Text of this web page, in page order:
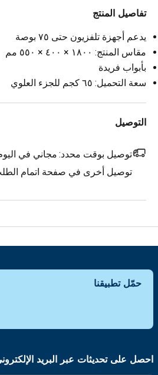
تفاصيل المنتج
يدعم أجهزة تلفزيون حتى ٧٥ بوصة
مقاس المنتج: ١٨٠٠ × ٤٠٠ × ٥٥٠ مم
بأبواب فريدة
سعة التحميل: ٦٥ كجم للجزء العلوي
التوصيل
توصيل بوقت محدد: مجاني في
توصيل أخرى في صفحة اتمام
حمّل تطبيقنا
احصل على تحديثات عبر البريد